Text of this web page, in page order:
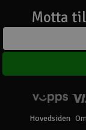
Motta
Hovedsiden